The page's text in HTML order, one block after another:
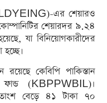
এর শেয়ারও
শেয়ারদর ৯.২৪
যা বিনিয়োগকারীদের
রয়েছে কেবিপি পাকিস্তান
ফান্ড (KBPPWBIL)।
বেড়ে ৪১ টাকা ৭০